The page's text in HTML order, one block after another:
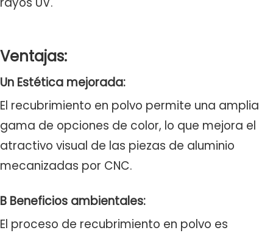
Ventajas:
Un Estética mejorada:
El recubrimiento en polvo permite una amplia
gama de opciones de color, lo que mejora el
atractivo visual de las piezas de aluminio
mecanizadas por CNC.
B Beneficios ambientales:
El proceso de recubrimiento en polvo es